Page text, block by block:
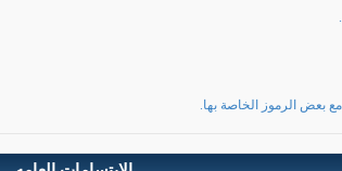
بعض الرموز الخاصة بها.